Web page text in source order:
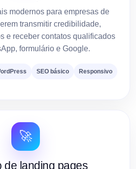
modernos para empresas de
transmitir credibilidade,
e receber contatos qualificados
formulário e Google.
SEO básico Responsivo
🚀
de landing pages